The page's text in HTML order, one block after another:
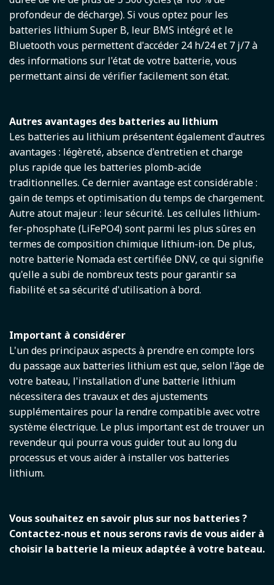
profondeur de décharge). Si vous optez pour les
batteries lithium Super B, leur BMS intégré et le
Bluetooth vous permettent d'accéder 24 h/24 et 7 j/7 à
des informations sur l'état de votre batterie, vous
permettant ainsi de vérifier facilement son état.
Autres avantages des batteries au lithium
Les batteries au lithium présentent également d'autres
avantages : légèreté, absence d'entretien et charge
plus rapide que les batteries plomb-acide
traditionnelles. Ce dernier avantage est considérable :
gain de temps et optimisation du temps de chargement.
Autre atout majeur : leur sécurité. Les cellules lithium-
fer-phosphate (LiFePO4) sont parmi les plus sûres en
termes de composition chimique lithium-ion. De plus,
notre batterie Nomada est certifiée DNV, ce qui signifie
qu'elle a subi de nombreux tests pour garantir sa
fiabilité et sa sécurité d'utilisation à bord.
Important à considérer
L'un des principaux aspects à prendre en compte lors
du passage aux batteries lithium est que, selon l'âge de
votre bateau, l'installation d'une batterie lithium
nécessitera des travaux et des ajustements
supplémentaires pour la rendre compatible avec votre
système électrique. Le plus important est de trouver un
revendeur qui pourra vous guider tout au long du
processus et vous aider à installer vos batteries
lithium.
Vous souhaitez en savoir plus sur nos batteries ?
Contactez-nous et nous serons ravis de vous aider à
choisir la batterie la mieux adaptée à votre bateau.